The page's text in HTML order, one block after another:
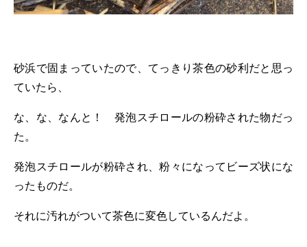
砂浜で固まっていたので、てっきり茶色の砂利だと思っ
ていたら、
な、な、なんと！ 発泡スチロールの粉砕された物だっ
た。
発泡スチロールが粉砕され、粉々になってビーズ状にな
ったものだ。
それに汚れがついて茶色に変色しているんだよ。